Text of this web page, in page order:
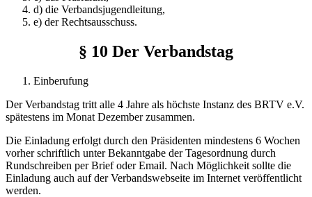
d) die Verbandsjugendleitung,
e) der Rechtsausschuss.
§ 10 Der Verbandstag
Einberufung
Der Verbandstag tritt alle 4 Jahre als höchste Instanz des BRTV e.V.
spätestens im Monat Dezember zusammen.
Die Einladung erfolgt durch den Präsidenten mindestens 6 Wochen
vorher schriftlich unter Bekanntgabe der Tagesordnung durch
Rundschreiben per Brief oder Email. Nach Möglichkeit sollte die
Einladung auch auf der Verbandswebseite im Internet veröffentlicht
werden.